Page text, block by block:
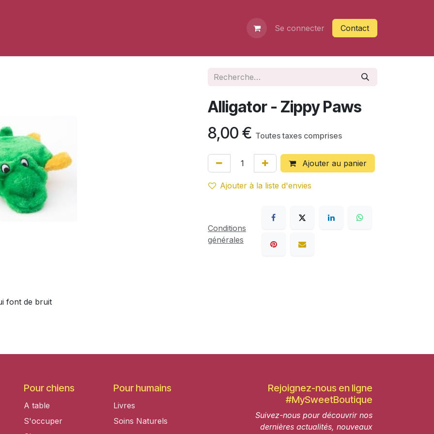
Se connecter Contact
Alligator - Zippy Paws
8,00 € Toutes taxes comprises
Ajouter au panier
Ajouter à la liste d'envies
Conditions
générales
font de bruit
Rejoignez-nous en ligne
#MySweetBoutique
Suivez-nous pour découvrir nos
dernières actualités, nouveaux
Pour chiens
A table
S'occuper
Pour humains
Livres
Soins Naturels